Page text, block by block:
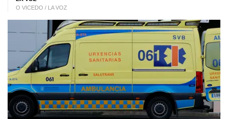
O VICEDO / LA VOZ